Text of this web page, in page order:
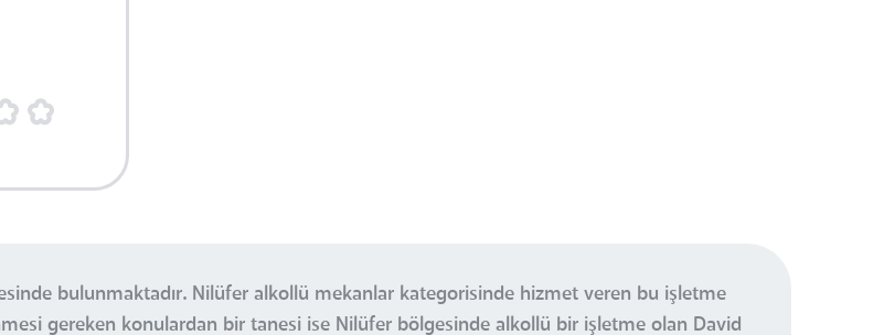
bulunmaktadır. Nilüfer alkollü mekanlar kategorisinde hizmet veren bu işletme
gereken konulardan bir tanesi ise Nilüfer bölgesinde alkollü bir işletme olan David